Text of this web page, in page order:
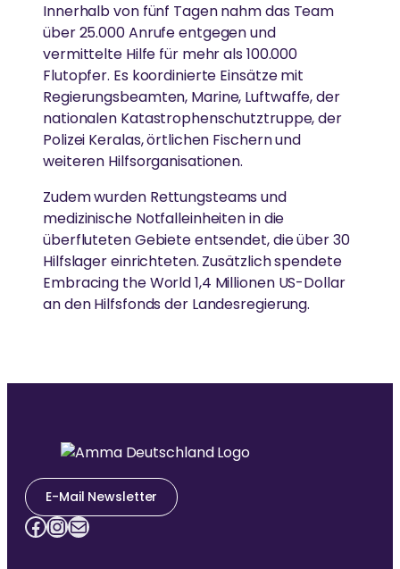
AYUDH
Die von Amma inspirierte Jugendbewegung fördert
junge Menschen weltweit.
GREENFRIENDS
Ammas Umweltinitiative wirkt in über 15 Ländern.
AMRITAPURI
Unterstützung von Überlebenden durch
Krisenintervention und ganzheitliche Langzeithilfe
LÄNDLICHE ENTWICKLUNG
Kultur bewahren
GLEICHSTELLUNG DER GESCHLECHTER &
STÄRKUNG VON FRAUEN
ESSEN, WASSER & OBDACH
Ammas Traum: Jeder Mensch soll ohne Angst
schlafen und satt werden können
Ammas Weisheiten
Spirituelle Praxis
MEHR
Spenden
News
Innerhalb von fünf Tagen nahm das Team
über 25.000 Anrufe entgegen und
vermittelte Hilfe für mehr als 100.000
Flutopfer. Es koordinierte Einsätze mit
Regierungsbeamten, Marine, Luftwaffe, der
nationalen Katastrophenschutztruppe, der
Polizei Keralas, örtlichen Fischern und
weiteren Hilfsorganisationen.
Zudem wurden Rettungsteams und
medizinische Notfalleinheiten in die
überfluteten Gebiete entsendet, die über 30
Hilfslager einrichteten. Zusätzlich spendete
Embracing the World 1,4 Millionen US-Dollar
an den Hilfsfonds der Landesregierung.
E-Mail Newsletter
Facebook InstagramE-Mail